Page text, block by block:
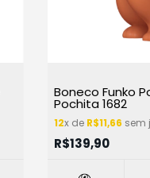
Boneco Funko
Pochita 1682
12x de R$11,66 sem
R$139,90